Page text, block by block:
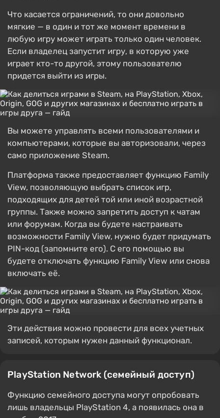
Что касается ограничений, то они довольно
мягкие — в один и тот же момент времени в
любую игру может играть только один человек.
Если владелец запустит игру, в которую уже
играет кто-то другой, этому пользователю
придется выйти из игры.
Вы можете управлять всеми пользователями и
компьютерами, которые вы авторизовали, через
само приложение Steam.
Платформа также предоставляет функцию Family
View, позволяющую выбрать список игр,
подходящих для детей той или иной возрастной
группы. Также можно запретить доступ к чатам
или форумам. Когда вы будете настраивать
возможности Family View, нужно будет придумать
PIN-код (запомните его). С его помощью вы
будете отключать функцию Family View или снова
включать её.
Эти действия можно провести для всех учетных
записей, которым нужен данный функционал.
PlayStation Network (семейный доступ)
Функцию семейного доступа могут опробовать
лишь владельцы PlayStation 4, а появилась она в